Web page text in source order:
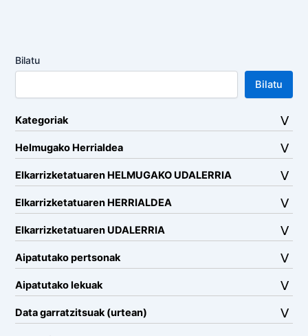
Bilatu
Bilatu
Kategoriak
Helmugako Herrialdea
Elkarrizketatuaren HELMUGAKO UDALERRIA
Elkarrizketatuaren HERRIALDEA
Elkarrizketatuaren UDALERRIA
Aipatutako pertsonak
Aipatutako lekuak
Data garratzitsuak (urtean)